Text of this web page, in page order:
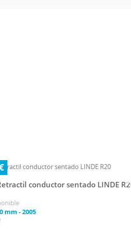
conductor sentado LINDE
mm -2005